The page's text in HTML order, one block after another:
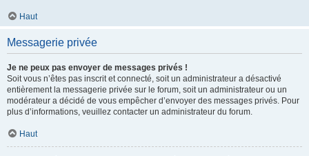
Haut
Messagerie privée
Je ne peux pas envoyer de messages privés !
Soit vous n’êtes pas inscrit et connecté, soit un administrateur a désactivé
entièrement la messagerie privée sur le forum, soit un administrateur ou un
modérateur a décidé de vous empêcher d’envoyer des messages privés. Pour
plus d’informations, veuillez contacter un administrateur du forum.
Haut